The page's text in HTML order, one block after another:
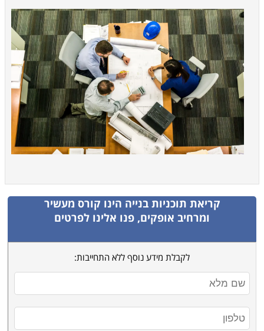
קריאת תוכניות בנייה הינו קורס מעשיר
ומרחיב אופקים, פנו אלינו לפרטים
לקבלת מידע נוסף ללא התחייבות: